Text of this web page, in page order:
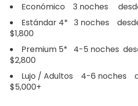
Económico 3 noches
Estándar 4* 3 noches
$1,800
Premium 5* 4-5 noches
$2,800
Lujo / Adultos 4-6 noches
$5,000+